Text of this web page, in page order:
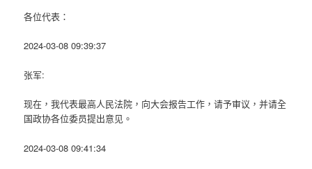
各位代表：
2024-03-08 09:39:37
张军:
现在，我代表最高人民法院，向大会报告工作，请予审议，并请全
国政协各位委员提出意见。
2024-03-08 09:41:34